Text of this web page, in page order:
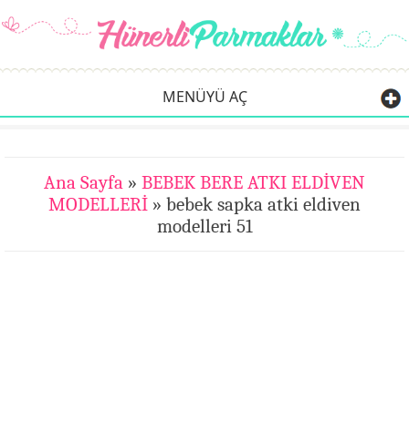
MENÜYÜ AÇ
Ana Sayfa » BEBEK BERE ATKI ELDİVEN
MODELLERİ » bebek sapka atki eldiven
modelleri 51